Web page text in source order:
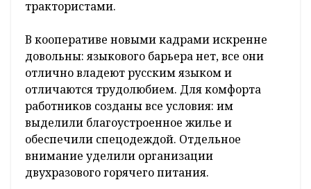
трактористами.
В кооперативе новыми кадрами искренне
довольны: языкового барьера нет, все они
отлично владеют русским языком и
отличаются трудолюбием. Для комфорта
работников созданы все условия: им
выделили благоустроенное жилье и
обеспечили спецодеждой. Отдельное
внимание уделили организации
двухразового горячего питания.